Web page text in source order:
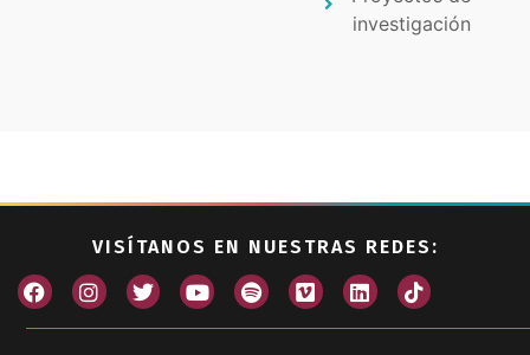
investigación
VISÍTANOS EN NUESTRAS REDES: